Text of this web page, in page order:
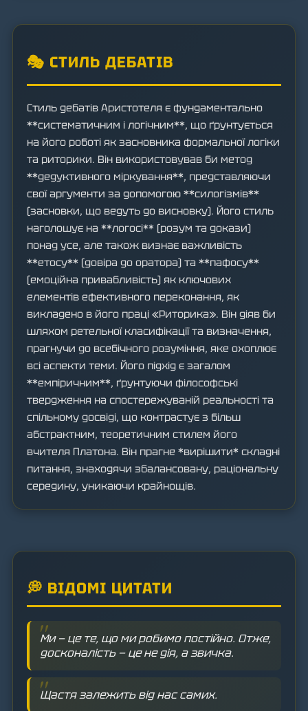
🎭 СТИЛЬ ДЕБАТІВ
Стиль дебатів Аристотеля є фундаментально
**систематичним і логічним**, що ґрунтується
на його роботі як засновника формальної логіки
та риторики. Він використовував би метод
**дедуктивного міркування**, представляючи
свої аргументи за допомогою **силогізмів**
(засновки, що ведуть до висновку). Його стиль
наголошує на **логосі** (розум та докази)
понад усе, але також визнає важливість
**етосу** (довіра до оратора) та **пафосу**
(емоційна привабливість) як ключових
елементів ефективного переконання, як
викладено в його праці «Риторика». Він діяв би
шляхом ретельної класифікації та визначення,
прагнучи до всебічного розуміння, яке охоплює
всі аспекти теми. Його підхід є загалом
**емпіричним**, ґрунтуючи філософські
твердження на спостережуваній реальності та
спільному досвіді, що контрастує з більш
абстрактним, теоретичним стилем його
вчителя Платона. Він прагне *вирішити* складні
питання, знаходячи збалансовану, раціональну
середину, уникаючи крайнощів.
💭 ВІДОМІ ЦИТАТИ
Ми — це те, що ми робимо постійно. Отже,
досконалість — це не дія, а звичка.
Щастя залежить від нас самих.